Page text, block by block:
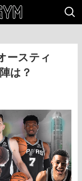
ースティ
は？